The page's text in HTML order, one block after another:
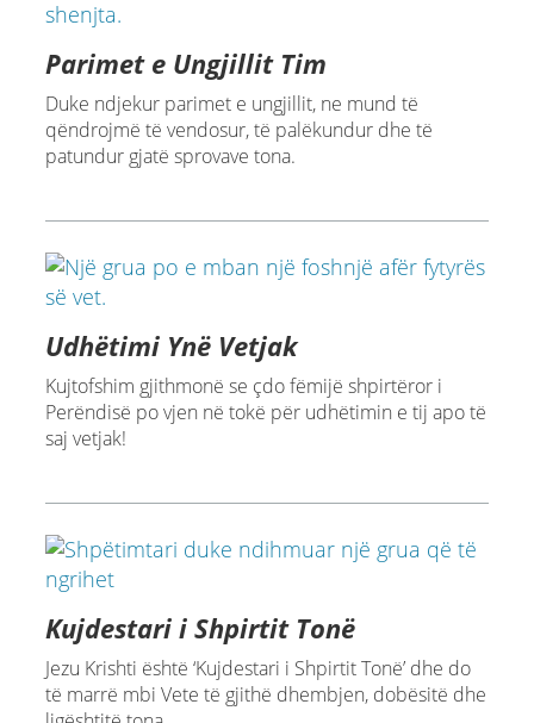
Parimet e Ungjillit Tim
Duke ndjekur parimet e ungjillit, ne mund të
qëndrojmë të vendosur, të palëkundur dhe të
patundur gjatë sprovave tona.
Udhëtimi Ynë Vetjak
Kujtofshim gjithmonë se çdo fëmijë shpirtëror i
Perëndisë po vjen në tokë për udhëtimin e tij apo të
saj vetjak!
Kujdestari i Shpirtit Tonë
Jezu Krishti është ‘Kujdestari i Shpirtit Tonë’ dhe do
të marrë mbi Vete të gjithë dhembjen, dobësitë dhe